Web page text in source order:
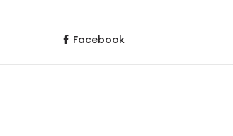
Facebook